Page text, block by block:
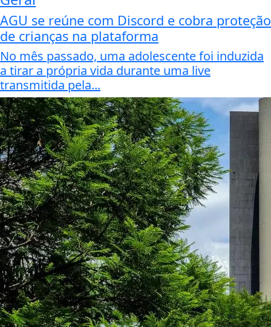
AGU se reúne com Discord e cobra proteção
de crianças na plataforma
No mês passado, uma adolescente foi induzida
a tirar a própria vida durante uma live
transmitida pela...